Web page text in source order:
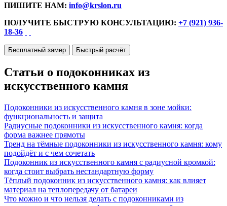
ПИШИТЕ НАМ: info@krslon.ru
ПОЛУЧИТЕ БЫСТРУЮ КОНСУЛЬТАЦИЮ: +7 (921) 936-
18-36
Бесплатный замер Быстрый расчёт
Статьи о подоконниках из
искусственного камня
Подоконники из искусственного камня в зоне мойки:
функциональность и защита
Радиусные подоконники из искусственного камня: когда
форма важнее прямоты
Тренд на тёмные подоконники из искусственного камня: кому
подойдёт и с чем сочетать
Подоконник из искусственного камня с радиусной кромкой:
когда стоит выбрать нестандартную форму
Тёплый подоконник из искусственного камня: как влияет
материал на теплопередачу от батареи
Что можно и что нельзя делать с подоконниками из